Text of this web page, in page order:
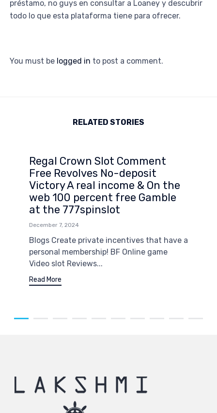
préstamo, no guys en consultar a Loaney y descubrir
todo lo que esta plataforma tiene para ofrecer.
You must be logged in to post a comment.
RELATED STORIES
Regal Crown Slot Comment
Free Revolves No-deposit
Victory A real income & On the
web 100 percent free Gamble
at the 777spinslot
December 7, 2024
Blogs Create private incentives that have a
personal membership! BF Online game
Video slot Reviews...
Read More